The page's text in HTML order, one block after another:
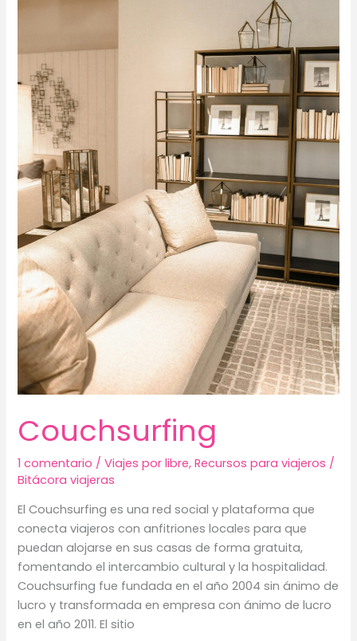
Couchsurfing
1 comentario /Viajes por libre,Recursos para viajeros /
Bitácora viajeras
El Couchsurfing es una red social y plataforma que
conecta viajeros con anfitriones locales para que
puedan alojarse en sus casas de forma gratuita,
fomentando el intercambio cultural y la hospitalidad.
Couchsurfing fue fundada en el año 2004 sin ánimo de
lucro y transformada en empresa con ánimo de lucro
en el año 2011. El sitio